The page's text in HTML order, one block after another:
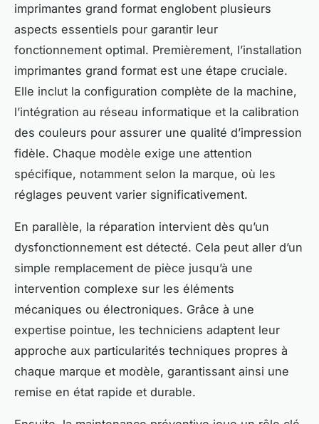
imprimantes grand format englobent plusieurs
aspects essentiels pour garantir leur
fonctionnement optimal. Premièrement, l’installation
imprimantes grand format est une étape cruciale.
Elle inclut la configuration complète de la machine,
l’intégration au réseau informatique et la calibration
des couleurs pour assurer une qualité d’impression
fidèle. Chaque modèle exige une attention
spécifique, notamment selon la marque, où les
réglages peuvent varier significativement.
En parallèle, la réparation intervient dès qu’un
dysfonctionnement est détecté. Cela peut aller d’un
simple remplacement de pièce jusqu’à une
intervention complexe sur les éléments
mécaniques ou électroniques. Grâce à une
expertise pointue, les techniciens adaptent leur
approche aux particularités techniques propres à
chaque marque et modèle, garantissant ainsi une
remise en état rapide et durable.